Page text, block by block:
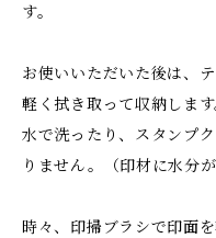
す。
お使いいただいた後は、
軽く拭き取って収納します
水で洗ったり、スタンプ
りません。（印材に水分
時々、印掃ブラシで印面